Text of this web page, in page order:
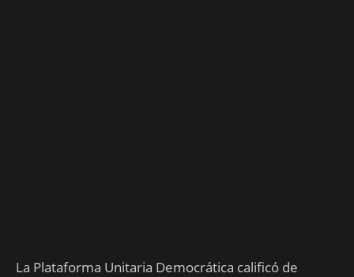
La Plataforma Unitaria Democrática calificó de